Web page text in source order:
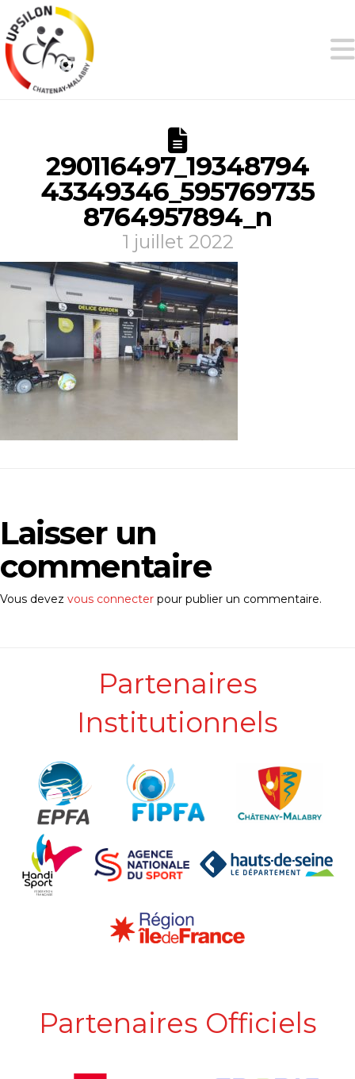
290116497_19348794
43349346_595769735
8764957894_n
1 juillet 2022
Laisser un
commentaire
Vous devez vous connecter pour publier un commentaire.
Partenaires
Institutionnels
Partenaires Officiels